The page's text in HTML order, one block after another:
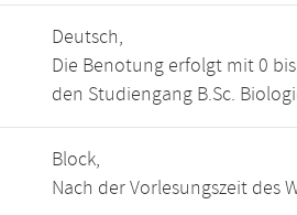
Deutsch,
Die Benotung erfolgt mit 0
den Studiengang B.Sc.
Block,
Nach der Vorlesungszeit des